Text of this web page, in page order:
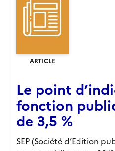
ARTICLE
Le point
fonction
de 3,5 %
SEP (Société d’Edition